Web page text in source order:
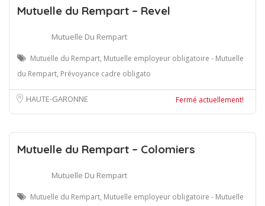
Mutuelle du Rempart – Revel
Mutuelle Du Rempart
Mutuelle du Rempart, Mutuelle employeur obligatoire - Mutuelle
du Rempart, Prévoyance cadre obligato
HAUTE-GARONNE Fermé actuellement!
Mutuelle du Rempart – Colomiers
Mutuelle Du Rempart
Mutuelle du Rempart, Mutuelle employeur obligatoire - Mutuelle